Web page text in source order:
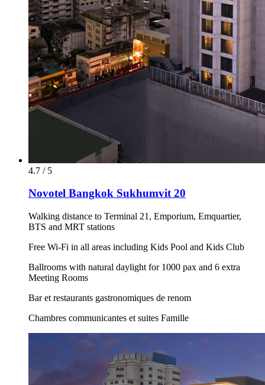
4.7 / 5
Novotel Bangkok Sukhumvit 20
Walking distance to Terminal 21, Emporium, Emquartier,
BTS and MRT stations
Free Wi-Fi in all areas including Kids Pool and Kids Club
Ballrooms with natural daylight for 1000 pax and 6 extra
Meeting Rooms
Bar et restaurants gastronomiques de renom
Chambres communicantes et suites Famille